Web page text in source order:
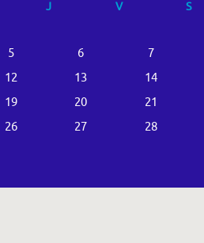
J V S
5 6 7
12 13 14
19 20 21
26 27 28